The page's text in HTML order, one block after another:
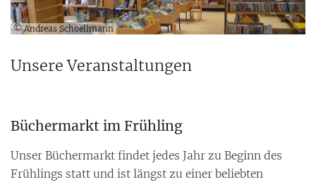
© Andreas Schoellmann
Unsere Veranstaltungen
Büchermarkt im Frühling
Unser Büchermarkt findet jedes Jahr zu Beginn des
Frühlings statt und ist längst zu einer beliebten